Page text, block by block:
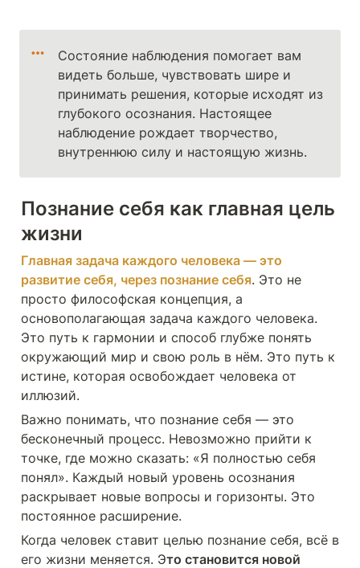
Состояние наблюдения помогает вам
видеть больше, чувствовать шире и
принимать решения, которые исходят из
глубокого осознания. Настоящее
наблюдение рождает творчество,
внутреннюю силу и настоящую жизнь.
Познание себя как главная цель
жизни
Главная задача каждого человека — это
развитие себя, через познание себя. Это не
просто философская концепция, а
основополагающая задача каждого человека.
Это путь к гармонии и способ глубже понять
окружающий мир и свою роль в нём. Это путь к
истине, которая освобождает человека от
иллюзий.
Важно понимать, что познание себя — это
бесконечный процесс. Невозможно прийти к
точке, где можно сказать: «Я полностью себя
понял». Каждый новый уровень осознания
раскрывает новые вопросы и горизонты. Это
постоянное расширение.
Когда человек ставит целью познание себя, всё в
его жизни меняется. Это становится новой